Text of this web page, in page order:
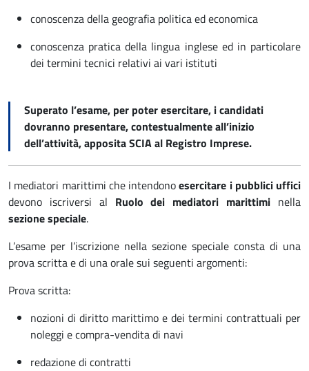
conoscenza della geografia politica ed economica
conoscenza pratica della lingua inglese ed in particolare
dei termini tecnici relativi ai vari istituti
Superato l’esame, per poter esercitare, i candidati
dovranno presentare, contestualmente all’inizio
dell’attività, apposita SCIA al Registro Imprese.
I mediatori marittimi che intendonoesercitare i pubblici uffici
devono iscriversi al Ruolo dei mediatori marittimi nella
sezione speciale.
L’esame per l’iscrizione nella sezione speciale consta di una
prova scritta e di una orale sui seguenti argomenti:
Prova scritta:
nozioni di diritto marittimo e dei termini contrattuali per
noleggi e compra-vendita di navi
redazione di contratti